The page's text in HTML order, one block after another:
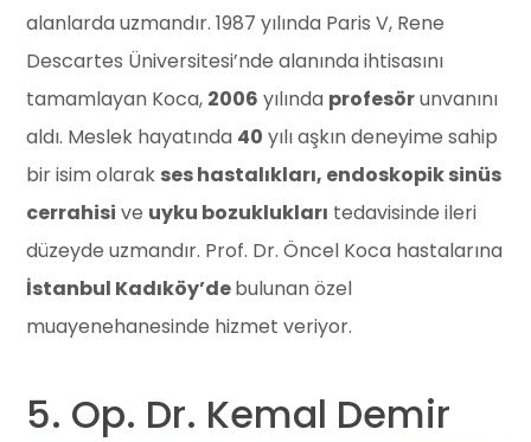
alanlarda uzmandır. 1987 yılında Paris V, Rene
Descartes Üniversitesi’nde alanında ihtisasını
tamamlayan Koca, 2006 yılında profesörunvanını
aldı. Meslek hayatında 40 yılı aşkın deneyime sahip
bir isim olarak ses hastalıkları, endoskopik sinüs
cerrahisi ve uyku bozuklukları tedavisinde ileri
düzeyde uzmandır. Prof. Dr. Öncel Koca hastalarına
İstanbul Kadıköy’debulunan özel
muayenehanesinde hizmet veriyor.
5. Op. Dr. Kemal Demir